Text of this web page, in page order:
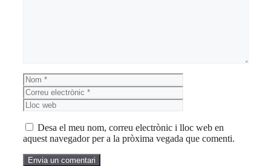
Nom
electrònic
web
Desa el meu nom, correu electrònic i lloc web en
aquest navegador per a la pròxima vegada que comenti.